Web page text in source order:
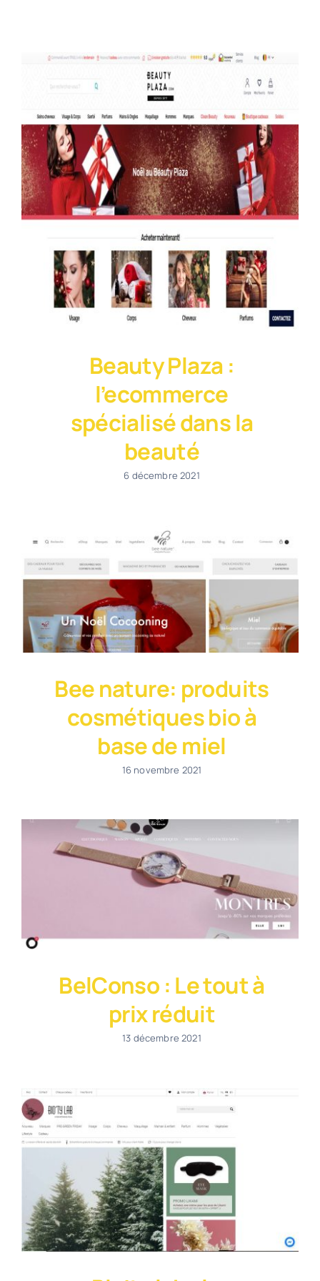
Beauty Plaza :
l’ecommerce
spécialisé dans la
beauté
6 décembre 2021
Bee nature: produits
cosmétiques bio à
base de miel
16 novembre 2021
BelConso : Le tout à
prix réduit
13 décembre 2021